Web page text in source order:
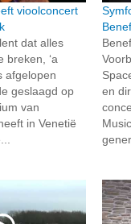
vioolconcert
dat alles
breken, ‘a
afgelopen
geslaagd op
van
in Venetië
en